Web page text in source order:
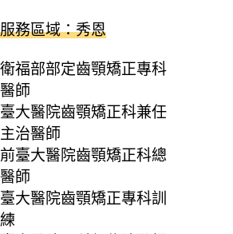
服務區域：秀恩
衛福部部定齒顎矯正專科
醫師
臺大醫院齒顎矯正科兼任
主治醫師
前臺大醫院齒顎矯正科總
醫師
臺大醫院齒顎矯正專科訓
練